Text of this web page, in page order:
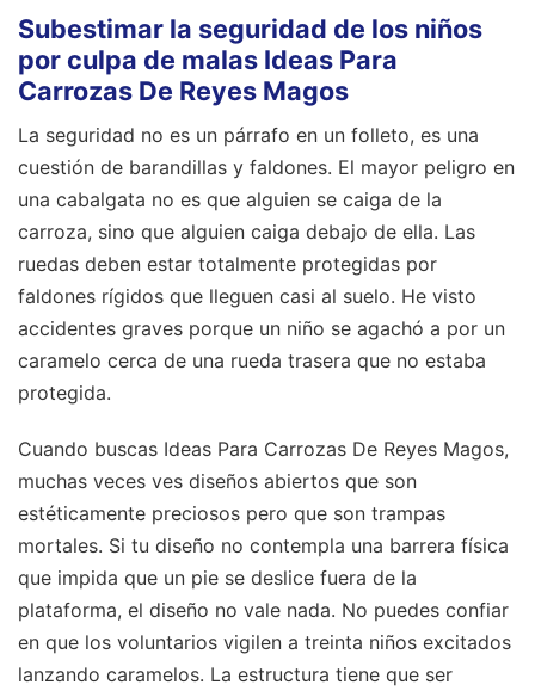
Subestimar la seguridad de los niños
por culpa de malas Ideas Para
Carrozas De Reyes Magos
La seguridad no es un párrafo en un folleto, es una
cuestión de barandillas y faldones. El mayor peligro en
una cabalgata no es que alguien se caiga de la
carroza, sino que alguien caiga debajo de ella. Las
ruedas deben estar totalmente protegidas por
faldones rígidos que lleguen casi al suelo. He visto
accidentes graves porque un niño se agachó a por un
caramelo cerca de una rueda trasera que no estaba
protegida.
Cuando buscas Ideas Para Carrozas De Reyes Magos,
muchas veces ves diseños abiertos que son
estéticamente preciosos pero que son trampas
mortales. Si tu diseño no contempla una barrera física
que impida que un pie se deslice fuera de la
plataforma, el diseño no vale nada. No puedes confiar
en que los voluntarios vigilen a treinta niños excitados
lanzando caramelos. La estructura tiene que ser